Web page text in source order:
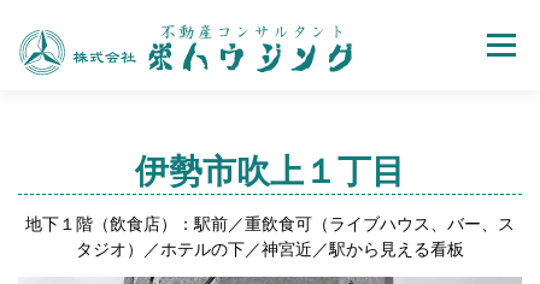
Menu
お問い合わせ ホーム
伊勢市吹上１丁目
地下１階（飲食店）：駅前／重飲食可（ライブハウス、バー、ス
タジオ）／ホテルの下／神宮近／駅から見える看板